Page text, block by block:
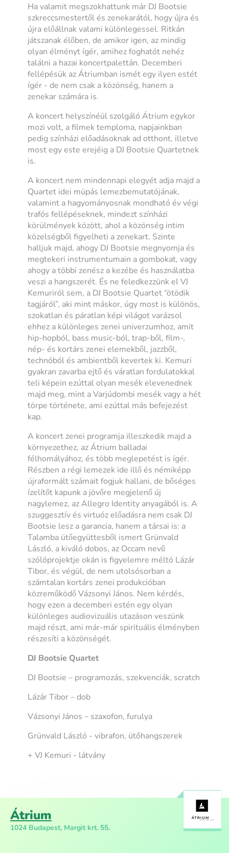
Ha valamit megszokhattunk már DJ Bootsie
szkreccsmestertől és zenekarától, hogy újra és
újra előállnak valami különlegessel. Ritkán
játszanak élőben, de amikor igen, az mindig
olyan élményt ígér, amihez foghatót nehéz
találni a hazai koncertpalettán. Decemberi
fellépésük az Átriumban ismét egy ilyen estét
ígér - de nem csak a közönség, hanem a
zenekar számára is.
A koncert helyszínéül szolgáló Átrium egykor
mozi volt, a filmek temploma, napjainkban
pedig színházi előadásoknak ad otthont, illetve
most egy este erejéig a DJ Bootsie Quartetnek
is.
A koncert nem mindennapi elegyét adja majd a
Quartet idei müpás lemezbemutatójának,
valamint a hagyományosnak mondható év végi
trafós fellépéseknek, mindezt színházi
körülmények között, ahol a közönség intim
közelségből figyelheti a zenekart. Szinte
halljuk majd, ahogy DJ Bootsie megnyomja és
megtekeri instrumentumain a gombokat, vagy
ahogy a többi zenész a kezébe és használatba
veszi a hangszerét. És ne feledkezzünk el VJ
Kemuriról sem, a DJ Bootsie Quartet “ötödik
tagjáról”, aki mint máskor, úgy most is különös,
szokatlan és páratlan képi világot varázsol
ehhez a különleges zenei univerzumhoz, amit
hip-hopból, bass music-ból, trap-ből, film-,
nép- és kortárs zenei elemekből, jazzből,
technóból és ambientből kevertek ki. Kemuri
gyakran zavarba ejtő és váratlan fordulatokkal
teli képein ezúttal olyan mesék elevenednek
majd meg, mint a Varjúdombi mesék vagy a hét
törpe története, ami ezúttal más befejezést
kap.
A koncert zenei programja illeszkedik majd a
környezethez, az Átrium balladai
félhomályához, és több meglepetést is ígér.
Részben a régi lemezek ide illő és némiképp
újraformált számait fogjuk hallani, de bőséges
ízelítőt kapunk a jövőre megjelenő új
nagylemez, az Allegro Identity anyagából is. A
szuggesztív és virtuóz előadásra nem csak DJ
Bootsie lesz a garancia, hanem a társai is: a
Talamba ütőegyüttesből ismert Grünvald
László, a kiváló dobos, az Occam nevű
szólóprojektje okán is figyelemre méltó Lázár
Tibor, és végül, de nem utolsósorban a
számtalan kortárs zenei produkcióban
közreműködő Vázsonyi János. Nem kérdés,
hogy ezen a decemberi estén egy olyan
különleges audiovizuális utazáson veszünk
majd részt, ami már-már spirituális élményben
részesíti a közönségét.
DJ Bootsie Quartet
DJ Bootsie – programozás, szekvenciák, scratch
Lázár Tibor – dob
Vázsonyi János – szaxofon, furulya
Grünvald László - vibrafon, ütőhangszerek
+ VJ Kemuri - látvány
Átrium
1024 Budapest, Margit krt. 55.